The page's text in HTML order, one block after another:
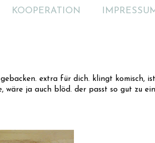
KOOPERATION
extra für dich. klingt komisch,
ja auch blöd. der passt so gut zu